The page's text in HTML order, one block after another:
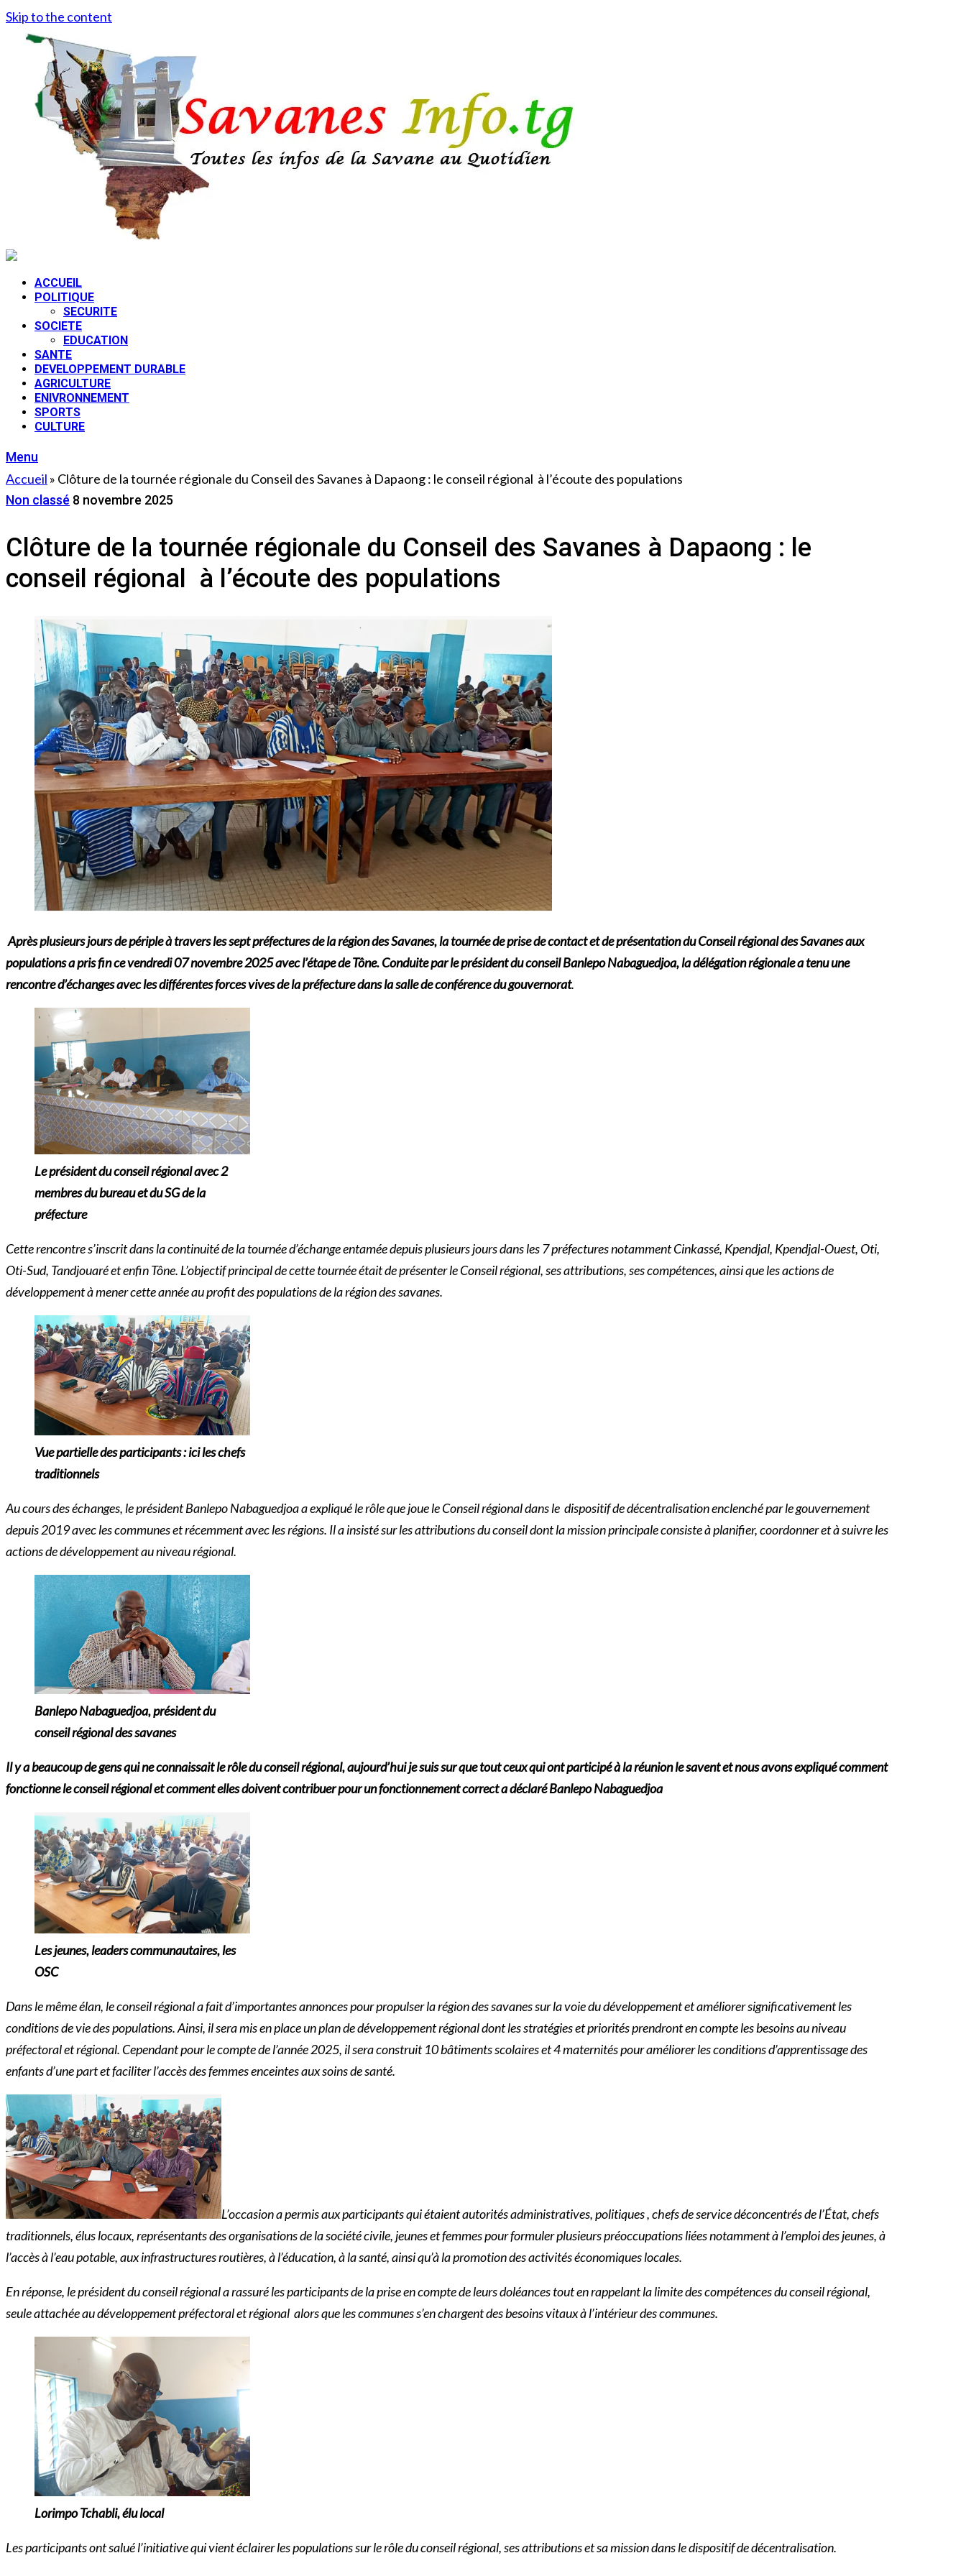
Skip to the content
ACCUEIL
POLITIQUE
SECURITE
SOCIETE
EDUCATION
SANTE
DEVELOPPEMENT DURABLE
AGRICULTURE
ENIVRONNEMENT
SPORTS
CULTURE
Menu
Accueil » Clôture de la tournée régionale du Conseil des Savanes à Dapaong : le conseil régional à l’écoute des populations
Non classé 8 novembre 2025
Clôture de la tournée régionale du Conseil des Savanes à Dapaong : le
conseil régional à l’écoute des populations
Après plusieurs jours de périple à travers les sept préfectures de la région des Savanes, la tournée de prise de contact et de présentation du Conseil régional des Savanes aux
populations a pris fin ce vendredi 07 novembre 2025 avec l’étape de Tône. Conduite par le président du conseil Banlepo Nabaguedjoa, la délégation régionale a tenu une
rencontre d’échanges avec les différentes forces vives de la préfecture dans la salle de conférence du gouvernorat.
Le président du conseil régional avec 2
membres du bureau et du SG de la
préfecture
Cette rencontre s’inscrit dans la continuité de la tournée d’échange entamée depuis plusieurs jours dans les 7 préfectures notamment Cinkassé, Kpendjal, Kpendjal-Ouest, Oti,
Oti-Sud, Tandjouaré et enfin Tône. L’objectif principal de cette tournée était de présenter le Conseil régional, ses attributions, ses compétences, ainsi que les actions de
développement à mener cette année au profit des populations de la région des savanes.
Vue partielle des participants : ici les chefs
traditionnels
Au cours des échanges, le président Banlepo Nabaguedjoa a expliqué le rôle que joue le Conseil régional dans le dispositif de décentralisation enclenché par le gouvernement
depuis 2019 avec les communes et récemment avec les régions. Il a insisté sur les attributions du conseil dont la mission principale consiste à planifier, coordonner et à suivre les
actions de développement au niveau régional.
BanlepoNabaguedjoa, président du
conseil régional des savanes
Il y a beaucoup de gens qui ne connaissait le rôle du conseil régional, aujourd’hui je suis sur que tout ceux qui ont participé à la réunion le savent et nous avons expliqué comment
fonctionne le conseil régional et comment elles doivent contribuer pour un fonctionnement correct a déclaré Banlepo Nabaguedjoa
Les jeunes, leaders communautaires, les
OSC
Dans le même élan, le conseil régional a fait d’importantes annonces pour propulser la région des savanes sur la voie du développement et améliorer significativement les
conditions de vie des populations. Ainsi, il sera mis en place un plan de développement régional dont les stratégies et priorités prendront en compte les besoins au niveau
préfectoral et régional. Cependant pour le compte de l’année 2025, il sera construit 10 bâtiments scolaires et 4 maternités pour améliorer les conditions d’apprentissage des
enfants d’une part et faciliter l’accès des femmes enceintes aux soins de santé.
L’occasion a permis aux participants qui étaient autorités administratives, politiques , chefs de service déconcentrés de l’État, chefs
traditionnels, élus locaux, représentants des organisations de la société civile, jeunes et femmes pour formuler plusieurs préoccupations liées notamment à l’emploi des jeunes, à
l’accès à l’eau potable, aux infrastructures routières, à l’éducation, à la santé, ainsi qu’à la promotion des activités économiques locales.
En réponse, le président du conseil régional a rassuré les participants de la prise en compte de leurs doléances tout en rappelant la limite des compétences du conseil régional,
seule attachée au développement préfectoral et régional alors que les communes s’en chargent des besoins vitaux à l’intérieur des communes.
Lorimpo Tchabli, élu local
Les participants ont salué l’initiative qui vient éclairer les populations sur le rôle du conseil régional, ses attributions et sa mission dans le dispositif de décentralisation.